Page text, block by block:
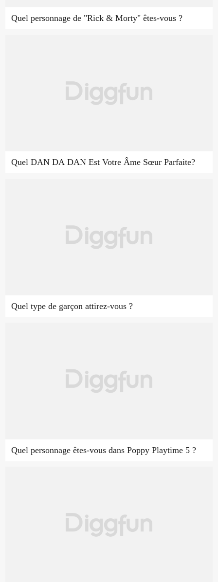
Quel personnage de "Rick & Morty" êtes-vous ?
Quel DAN DA DAN Est Votre Âme Sœur Parfaite?
Quel type de garçon attirez-vous ?
Quel personnage êtes-vous dans Poppy Playtime 5 ?